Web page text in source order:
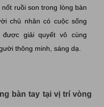
ruồi son trong lòng bàn
chủ nhân có cuộc sống
giải quyết vô cùng
thông minh, sáng dạ.
bàn tay tại vị trí vòng